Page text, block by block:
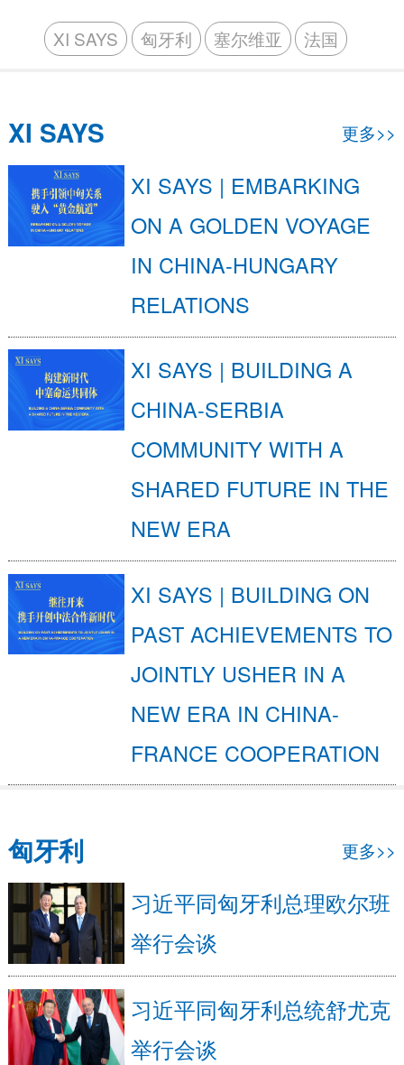
XI SAYS 匈牙利 塞尔维亚 法国
XI SAYS 更多>>
XI SAYS | EMBARKING
ON A GOLDEN VOYAGE
IN CHINA-HUNGARY
RELATIONS
XI SAYS | BUILDING A
CHINA-SERBIA
COMMUNITY WITH A
SHARED FUTURE IN THE
NEW ERA
XI SAYS | BUILDING ON
PAST ACHIEVEMENTS TO
JOINTLY USHER IN A
NEW ERA IN CHINA-
FRANCE COOPERATION
匈牙利 更多>>
习近平同匈牙利总理欧尔班
举行会谈
习近平同匈牙利总统舒尤克
举行会谈